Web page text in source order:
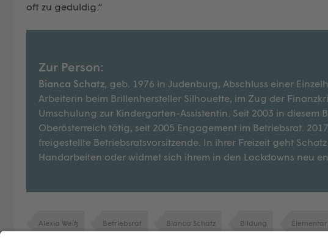
oft zu geduldig.“
Zur Person:
Bianca Schatz, geb. 1976 in Judenburg, Abschluss einer
Arbeiterin beim Brillenhersteller Silhouette, im Zug der
Umschulung zur Kindergarten-Assistentin. Seit 2003 in diesem
Oberösterreich tätig, seit 2005 Engagement im Betriebsrat.
freigestellte Betriebsratsvorsitzende. In ihrer Freizeit geht
Handarbeiten oder widmet sich ihrem in den Lockdowns neu
Alexia Weiß Betriebsrat Bianca Schatz Bildung